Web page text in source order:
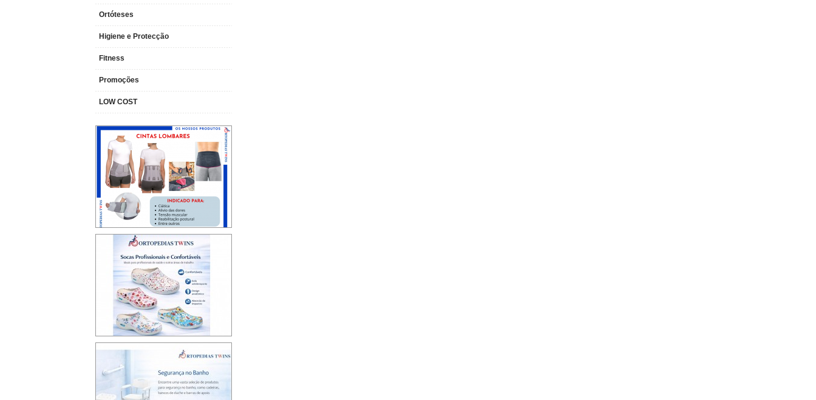
Ortóteses
Higiene e Protecção
Fitness
Promoções
LOW COST
>>